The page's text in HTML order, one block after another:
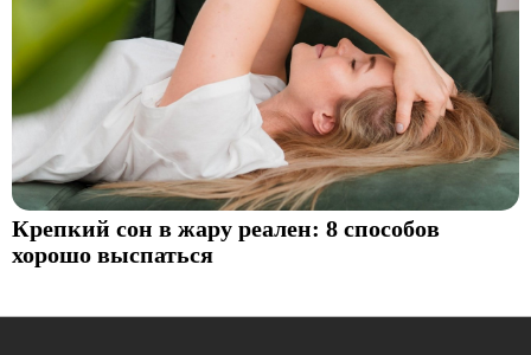
Крепкий сон в жару реален: 8 способов
хорошо выспаться